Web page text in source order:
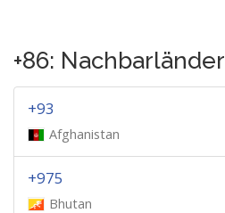
+86: Nachbarländer
+93
Afghanistan
+975
Bhutan